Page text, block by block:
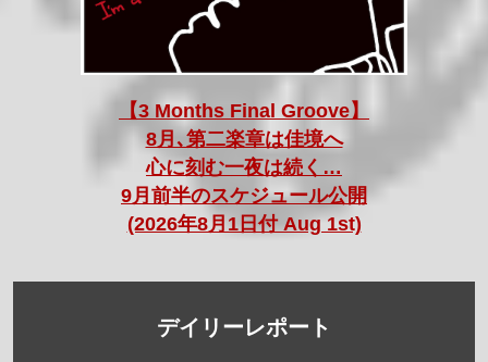
【3 Months Final Groove】
8月､第二楽章は佳境へ
心に刻む一夜は続く…
9月前半のスケジュール公開
(2026年8月1日付 Aug 1st)
デイリーレポート